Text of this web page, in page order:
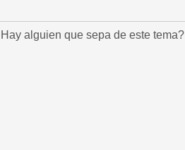
Hay alguien que sepa de este tema?